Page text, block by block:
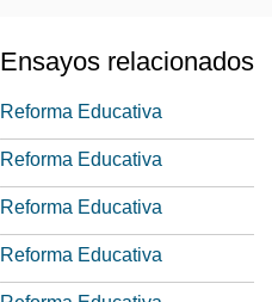
Ensayos relacionados
Reforma Educativa
Reforma Educativa
Reforma Educativa
Reforma Educativa